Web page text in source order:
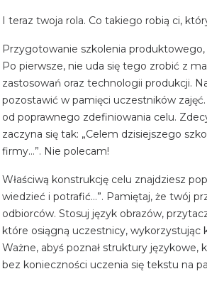
I teraz twoja rola. Co takiego robią ci,
Przygotowanie szkolenia
Po pierwsze, nie uda się tego zrobić z
zastosowań oraz technologii produkcji.
pozostawić w pamięci uczestników
od poprawnego zdefiniowania celu.
zaczyna się tak: „Celem dzisiejszego
firmy…”. Nie polecam!
Właściwą konstrukcję celu znajdziesz
wiedzieć i potrafić…”. Pamiętaj, że twój
odbiorców. Stosuj język obrazów,
które osiągną uczestnicy,
Ważne, abyś poznał struktury
bez konieczności uczenia się tekstu na